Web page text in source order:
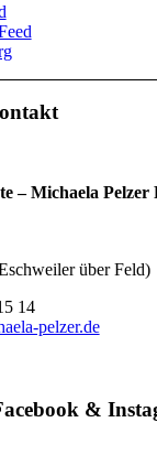
–Michaela Pelzer
über Feld)
14
pelzer.de
&